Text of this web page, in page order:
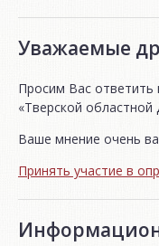
Уважаемые
Просим Вас
«Тверской
Ваше мнение очень
Принять участие в